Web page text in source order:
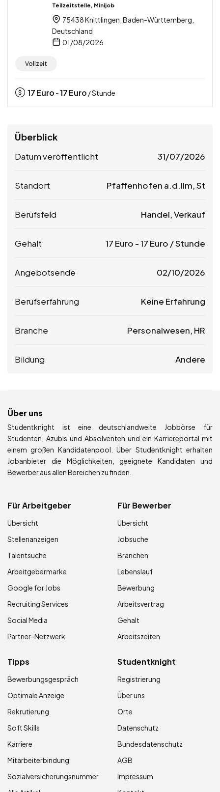
Teilzeitstelle, Minijob
75438 Knittlingen, Baden-Württemberg,
Deutschland
01/08/2026
Vollzeit
17Euro -17Euro / Stunde
Überblick
Datum veröffentlicht 31/07/2026
Standort Pfaffenhofen a.d.Ilm, St
Berufsfeld Handel, Verkauf
Gehalt 17 Euro -17 Euro / Stunde
Angebotsende 02/10/2026
Berufserfahrung Keine Erfahrung
Branche Personalwesen, HR
Bildung Andere
Über uns
Studentknight ist eine deutschlandweite Jobbörse für
Studenten, Azubis und Absolventen und ein Karriereportal mit
einem großen Kandidatenpool. Über Studentknight erhalten
Jobanbieter die Möglichkeiten, geeignete Kandidaten und
Bewerber aus allen Bereichen zu finden.
Für Arbeitgeber
Übersicht
Stellenanzeigen
Talentsuche
Arbeitgebermarke
Google for Jobs
Recruiting Services
Social Media
Partner-Netzwerk
Für Bewerber
Übersicht
Jobsuche
Branchen
Lebenslauf
Bewerbung
Arbeitsvertrag
Gehalt
Arbeitszeiten
Tipps
Bewerbungsgespräch
Optimale Anzeige
Rekrutierung
Soft Skills
Karriere
Mitarbeiterbindung
Sozialversicherungsnummer
Studentknight
Registrierung
Über uns
Orte
Datenschutz
Bundesdatenschutz
AGB
Impressum